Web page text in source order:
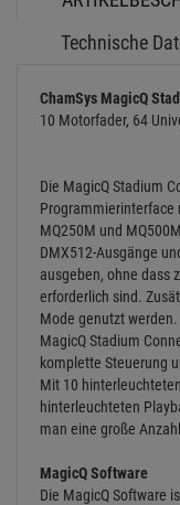
Technische
ChamSys MagicQ
10 Motorfader, 64
Die MagicQ Stadium
Programmierinterface
MQ250M und
DMX512-Ausgänge
ausgeben, ohne dass
erforderlich sind.
Mode genutzt werden.
MagicQ Stadium
komplette Steuerung
Mit 10
hinterleuchteten
man eine große
MagicQ Software
Die MagicQ Software